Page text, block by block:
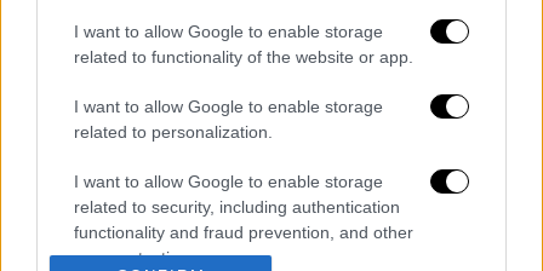
I want to allow Google to enable storage
related to functionality of the website or app.
I want to allow Google to enable storage
related to personalization.
I want to allow Google to enable storage
related to security, including authentication
functionality and fraud prevention, and other
user protection.
Διαβάστε ακόμη
λίγες ώρες - Γιατί προβληματίζονται οι
επιστήμονες
Σαν το τρομακτικό It: 15χρονο ντυμένος
κλόουν μαχαίρωσε μέχρι θανάτου
ηλικιωμένο - Τον κατέγραψε κάμερα